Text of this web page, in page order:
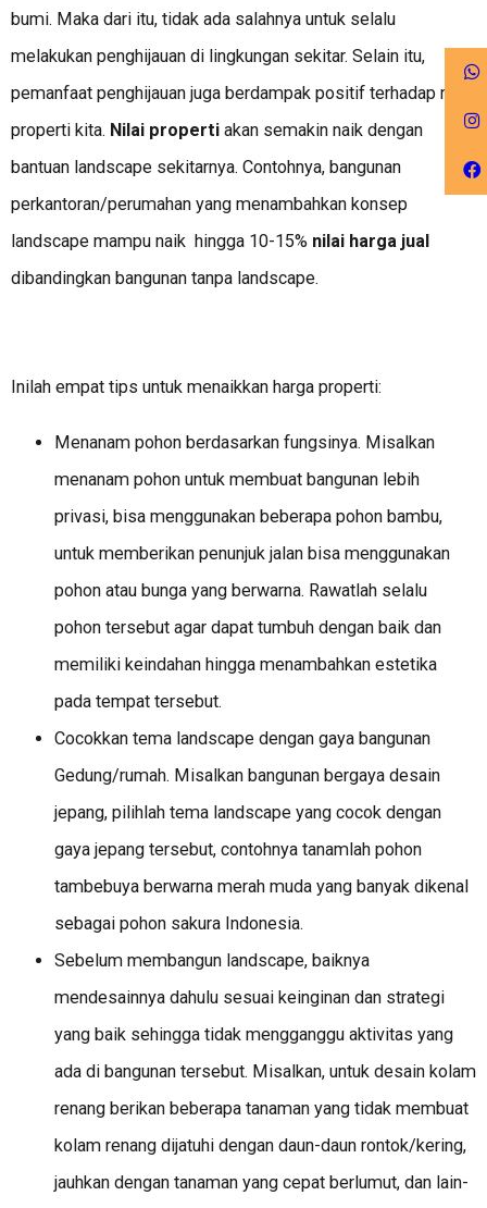
bumi. Maka dari itu, tidak ada salahnya untuk selalu
melakukan penghijauan di lingkungan sekitar. Selain itu,
pemanfaat penghijauan juga berdampak positif terhadap nilai
properti kita. Nilai properti akan semakin naik dengan
bantuan landscape sekitarnya. Contohnya, bangunan
perkantoran/perumahan yang menambahkan konsep
landscape mampu naik hingga 10-15% nilai harga jual
dibandingkan bangunan tanpa landscape.
Inilah empat tips untuk menaikkan harga properti:
Menanam pohon berdasarkan fungsinya. Misalkan
menanam pohon untuk membuat bangunan lebih
privasi, bisa menggunakan beberapa pohon bambu,
untuk memberikan penunjuk jalan bisa menggunakan
pohon atau bunga yang berwarna. Rawatlah selalu
pohon tersebut agar dapat tumbuh dengan baik dan
memiliki keindahan hingga menambahkan estetika
pada tempat tersebut.
Cocokkan tema landscape dengan gaya bangunan
Gedung/rumah. Misalkan bangunan bergaya desain
jepang, pilihlah tema landscape yang cocok dengan
gaya jepang tersebut, contohnya tanamlah pohon
tambebuya berwarna merah muda yang banyak dikenal
sebagai pohon sakura Indonesia.
Sebelum membangun landscape, baiknya
mendesainnya dahulu sesuai keinginan dan strategi
yang baik sehingga tidak mengganggu aktivitas yang
ada di bangunan tersebut. Misalkan, untuk desain kolam
renang berikan beberapa tanaman yang tidak membuat
kolam renang dijatuhi dengan daun-daun rontok/kering,
jauhkan dengan tanaman yang cepat berlumut, dan lain-